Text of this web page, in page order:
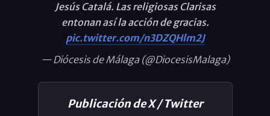
Jesús Catalá. Las religiosas Clarisas
entonan así la acción de gracias.
pic.twitter.com/n3DZQHlm2J
— Diócesis de Málaga (@DiocesisMalaga)
Publicación de X / Twitter